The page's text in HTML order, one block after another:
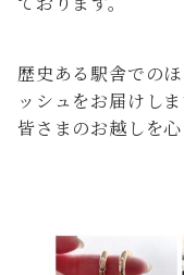
歴史ある駅舎での
ッシュをお届けしま
皆さまのお越しを